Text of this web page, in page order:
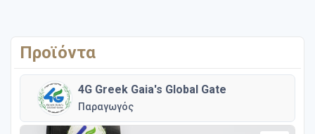
Προϊόντα
4G Greek Gaia's Global Gate
Παραγωγός